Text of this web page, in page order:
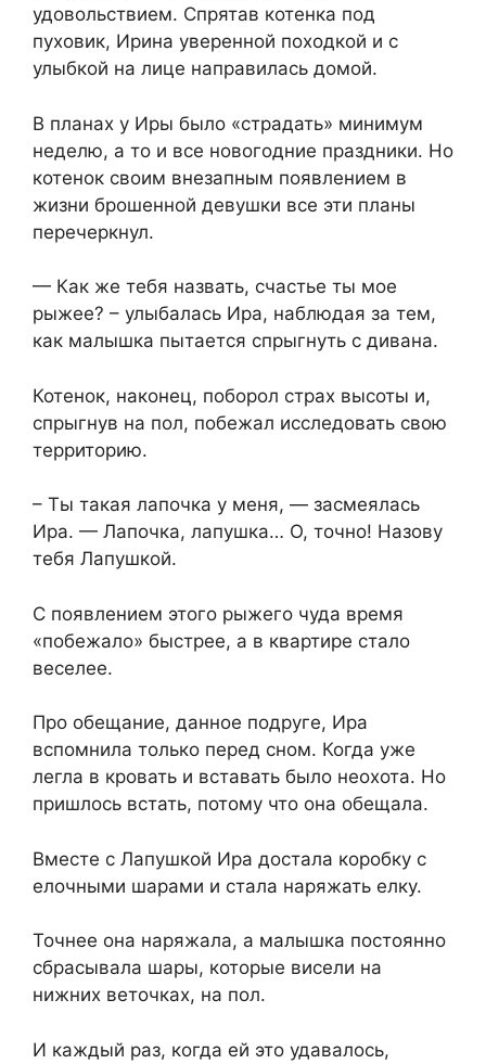
удовольствием. Спрятав котенка под
пуховик, Ирина уверенной походкой и с
улыбкой на лице направилась домой.
В планах у Иры было «страдать» минимум
неделю, а то и все новогодние праздники. Но
котенок своим внезапным появлением в
жизни брошенной девушки все эти планы
перечеркнул.
— Как же тебя назвать, счастье ты мое
рыжее? – улыбалась Ира, наблюдая за тем,
как малышка пытается спрыгнуть с дивана.
Котенок, наконец, поборол страх высоты и,
спрыгнув на пол, побежал исследовать свою
территорию.
– Ты такая лапочка у меня, — засмеялась
Ира. — Лапочка, лапушка… О, точно! Назову
тебя Лапушкой.
С появлением этого рыжего чуда время
«побежало» быстрее, а в квартире стало
веселее.
Про обещание, данное подруге, Ира
вспомнила только перед сном. Когда уже
легла в кровать и вставать было неохота. Но
пришлось встать, потому что она обещала.
Вместе с Лапушкой Ира достала коробку с
елочными шарами и стала наряжать елку.
Точнее она наряжала, а малышка постоянно
сбрасывала шары, которые висели на
нижних веточках, на пол.
И каждый раз, когда ей это удавалось,